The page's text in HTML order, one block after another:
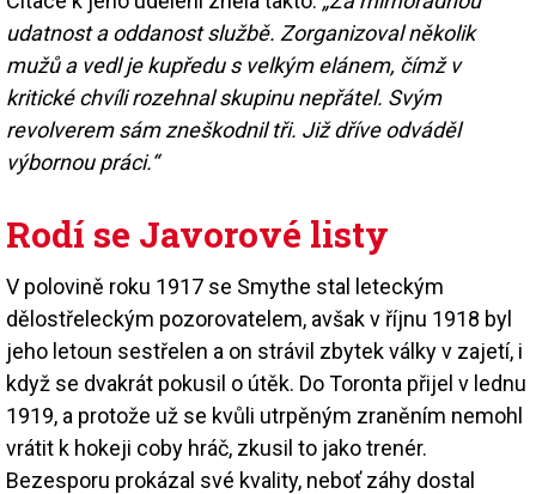
udatnost a oddanost službě. Zorganizoval několik
mužů a vedl je kupředu s velkým elánem, čímž v
kritické chvíli rozehnal skupinu nepřátel. Svým
revolverem sám zneškodnil tři. Již dříve odváděl
výbornou práci.“
Rodí se Javorové listy
V polovině roku 1917 se Smythe stal leteckým
dělostřeleckým pozorovatelem, avšak v říjnu 1918 byl
jeho letoun sestřelen a on strávil zbytek války v zajetí, i
když se dvakrát pokusil o útěk. Do Toronta přijel v lednu
1919, a protože už se kvůli utrpěným zraněním nemohl
vrátit k hokeji coby hráč, zkusil to jako trenér.
Bezesporu prokázal své kvality, neboť záhy dostal